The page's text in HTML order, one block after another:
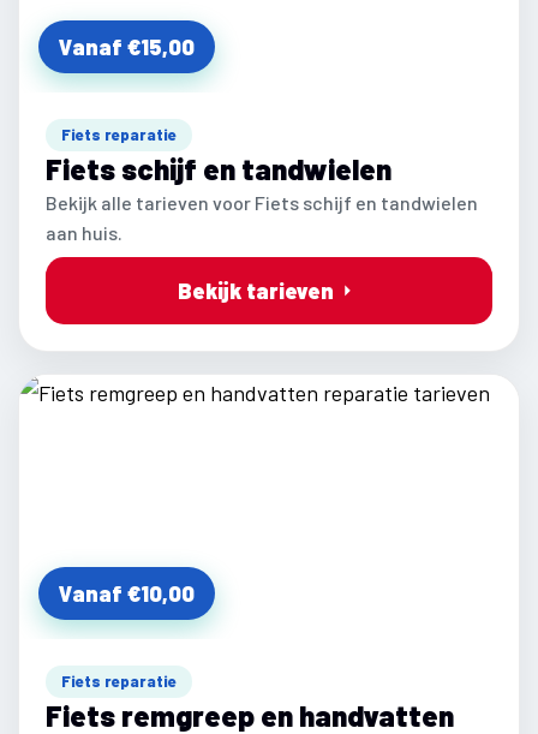
Vanaf €15,00
Fiets reparatie
Fiets schijf en tandwielen
Bekijk alle tarieven voor Fiets schijf en tandwielen
aan huis.
Bekijk tarieven
Vanaf €10,00
Fiets reparatie
Fiets remgreep en handvatten